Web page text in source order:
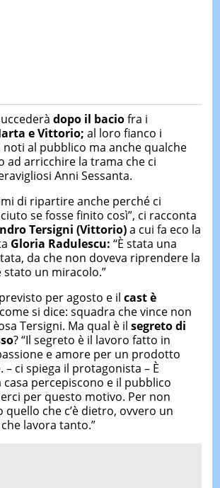
dopo il baciofra i
e Vittorio; al loro fianco i
noti al pubblico ma anche qualche
ad arricchire la trama che ci
Anni Sessanta.
di ripartire anche perché ci
se fosse finito così”, ci racconta
Tersigni (Vittorio)a cui fa eco la
Gloria Radulescu: “È stata una
da che non doveva riprendere la
stato un miracolo.”
per agosto e il cast è
si dice: squadra che vince non
Tersigni. Ma qual è il segreto di
? “Il segreto è il lavoro fatto in
e amore per un prodotto
– ci spiega il protagonista – È
casa percepiscono e il pubblico
per questo motivo. Per non
che c’è dietro, ovvero un
lavora tanto.”